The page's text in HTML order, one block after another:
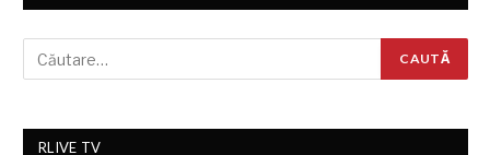
RLIVE TV